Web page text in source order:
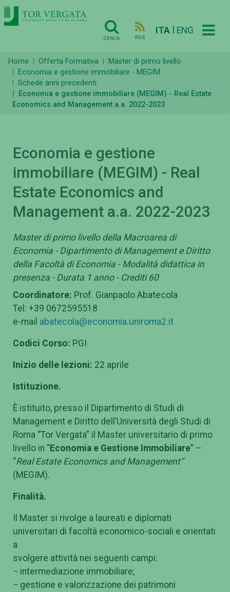
CERCA RSS
ITA ENG
Home Offerta Formativa
Master di primo livello
Economia e gestione immobiliare - MEGIM
Schede anni precedenti
Economia e gestione immobiliare (MEGIM) - Real Estate
Economics and Management a.a. 2022-2023
Economia e gestione
immobiliare (MEGIM) - Real
Estate Economics and
Management a.a. 2022-2023
Master di primo livello della Macroarea di
Economia - Dipartimento di Management e Diritto
della Facoltà di Economia - Modalità didattica in
presenza - Durata 1 anno - Crediti 60
Coordinatore: Prof. Gianpaolo Abatecola
Tel: +39 0672595518
e-mail abatecola@economia.uniroma2.it
Codici Corso: PGI
Inizio delle lezioni: 22 aprile
Istituzione.
È istituito, presso il Dipartimento di Studi di
Management e Diritto dell’Università degli Studi di
Roma “Tor Vergata” il Master universitario di primo
livello in “Economia e Gestione Immobiliare” –
“Real Estate Economics and Management”
(MEGIM).
Finalità.
Il Master si rivolge a laureati e diplomati
universitari di facoltà economico-sociali e orientati
a
svolgere attività nei seguenti campi:
− intermediazione immobiliare;
− gestione e valorizzazione dei patrimoni